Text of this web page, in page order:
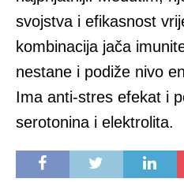
svojstva i efikasnost
kombinacija jača
nestane i podiže nivo
Ima anti-stres efekat i
serotonina i elektrolita.